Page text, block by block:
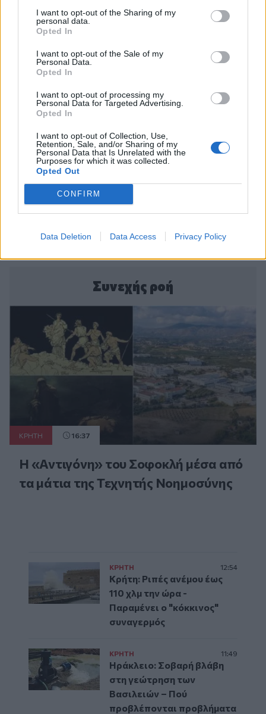
I want to opt-out of the Sharing of my
personal data.
Opted In
I want to opt-out of the Sale of my
Personal Data.
Opted In
I want to opt-out of processing my
Personal Data for Targeted Advertising.
Opted In
I want to opt-out of Collection, Use,
Retention, Sale, and/or Sharing of my
Personal Data that Is Unrelated with the
Purposes for which it was collected.
Opted Out
CONFIRM
Data Deletion Data Access Privacy Policy
Συνεχής ροή
ΚΡΗΤΗ 16:37
Η «Αντιγόνη» του Σοφοκλή μέσα από
τα μάτια της Τεχνητής Νοημοσύνης
ΚΡΗΤΗ 12:54
Κρήτη: Ριπές ανέμου έως
110 χλμ την ώρα -
Παραμένει ο "κόκκινος"
συναγερμός
ΚΡΗΤΗ 11:49
Ηράκλειο: Σοβαρή βλάβη
στη γεώτρηση των
Βασιλειών – Πού
προβλέπονται προβλήματα